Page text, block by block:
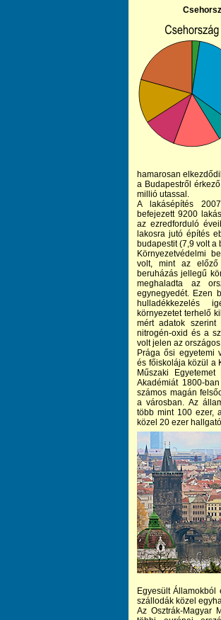
hamarosan
a Budapestről
millió utassal.
A lakásépítés
befejezett 9200
az ezredforduló
lakosra jutó építés
budapestit (7,9 volt a
Környezetvédelmi
volt, mint az előző
beruházás jellegű
meghaladta az
egynegyedét. Ezen
hulladékkezelés
környezetet terhelő
mért adatok
nitrogén-oxid és a
volt jelen az
Prága ősi egyetemi
és főiskolája közül a
Műszaki
Akadémiát 1800-
számos magán
a városban. Az
több mint 100 ezer,
közel 20 ezer
Egyesült
szállodák közel
Az Osztrák-Magyar